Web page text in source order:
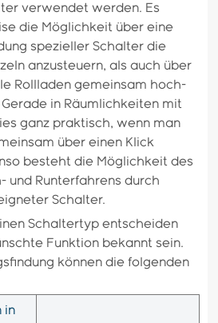
verwendet werden. Es
die Möglichkeit über eine
spezieller Schalter die
anzusteuern, als auch über
Rollladen gemeinsam hoch-
in Räumlichkeiten mit
ganz praktisch, wenn man
über einen Klick
besteht die Möglichkeit des
und Runterfahrens durch
Schalter.
Schaltertyp entscheiden
Funktion bekannt sein.
können die folgenden
in